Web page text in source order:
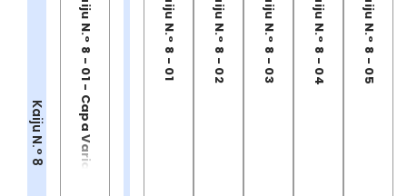
Kaiju N.° 8 Kaiju N.° 8 - 01 - Capa Variante Kaiju N.° 8 - 01 Kaiju N.° 8 - 02 Kaiju N.° 8 - 03 Kaiju N.° 8 - 04 Kaiju N.° 8 - 05